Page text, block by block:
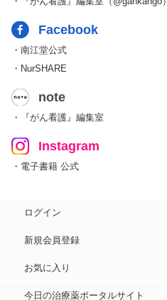
Facebook
・南江堂公式
・NurSHARE
note
・『がん看護』編集室
Instagram
・電子書籍 公式
ログイン
新規会員登録
お気に入り
今日の治療薬ポータルサイト